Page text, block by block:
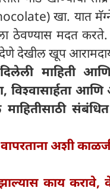
खा. यात
ठेवण्यास मदत करते.
देणे देखील खूप
माहिती आणि
विश्वासार्हता
अशी
काय करावे,